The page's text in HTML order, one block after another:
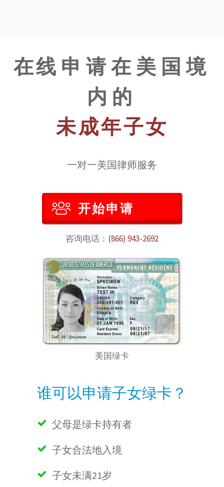
在线申请在美国境
内的
未成年子女
一对一美国律师服务
开始申请
咨询电话： (866) 943-2692
美国绿卡
谁可以申请子女绿卡 ？
父母是绿卡持有者
子女合法地入境
子女未满21岁